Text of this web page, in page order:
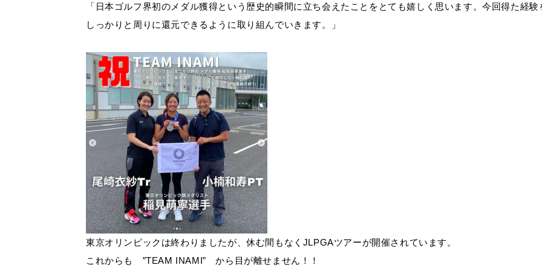
「日本ゴルフ界初のメダル獲得という歴史的瞬間に立ち会えたことをとても嬉しく思います。今回得た経験
しっかりと周りに還元できるように取り組んでいきます。」
東京オリンピックは終わりましたが、休む間もなくJLPGAツアーが開催されています。
これからも ”TEAM INAMI” から目が離せません！！